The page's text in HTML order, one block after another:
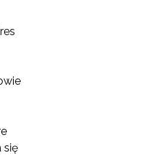
się